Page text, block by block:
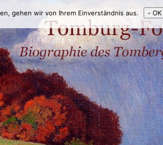
gehen wir von Ihrem Einverständnis aus. -